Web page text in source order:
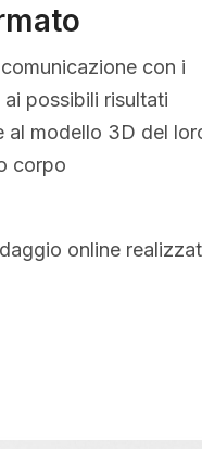
con i
possibili risultati
al modello 3D del
corpo
online